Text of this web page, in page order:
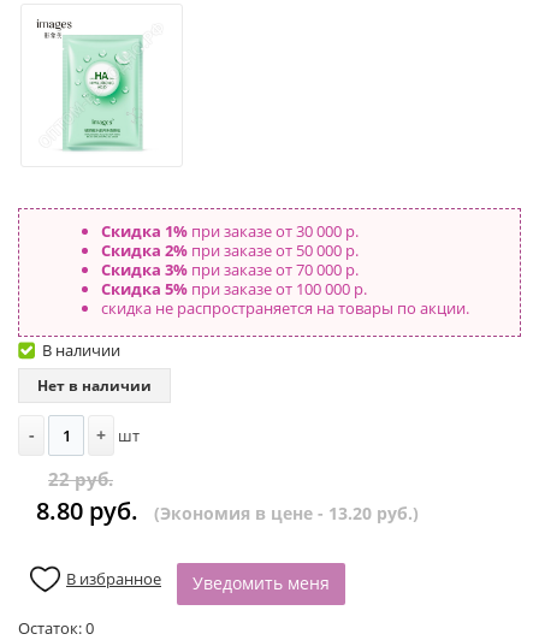
Скидка 1%при заказе от 30 000 р.
Скидка 2%при заказе от 50 000 р.
Скидка 3%при заказе от 70 000 р.
Скидка 5%при заказе от 100 000 р.
скидка не распространяется на товары по акции.
В наличии
Нет в наличии
- + шт
22 руб.
8.80 руб. (Экономия в цене - 13.20 руб.)
В избранное Уведомить меня
Остаток:0